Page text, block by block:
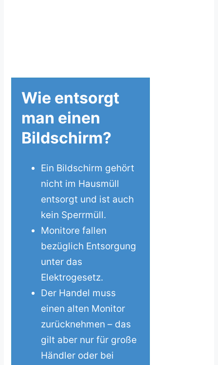
Wie entsorgt
man einen
Bildschirm?
Ein Bildschirm gehört
nicht im Hausmüll
entsorgt und ist auch
kein Sperrmüll.
Monitore fallen
bezüglich Entsorgung
unter das
Elektrogesetz.
Der Handel muss
einen alten Monitor
zurücknehmen – das
gilt aber nur für große
Händler oder bei